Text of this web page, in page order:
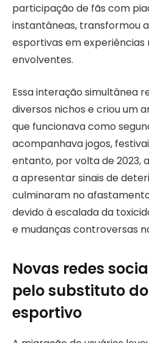
participação de fãs com
instantâneas, transformou
esportivas em experiências
envolventes.
Essa interação simultânea
diversos nichos e criou um
que funcionava como
acompanhava jogos,
entanto, por volta de 2023,
a apresentar sinais de
culminaram no
devido à escalada da
e mudanças controversas
Novas redes
pelo substituto
esportivo